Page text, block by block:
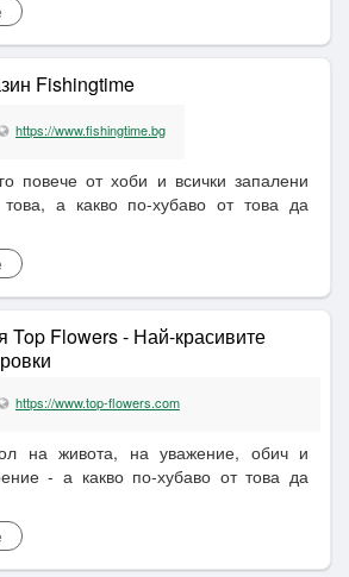
Fishingtime
https://www.fishingtime.bg
повече от хоби и всички запалени
а какво по-хубаво от това да
Top Flowers - Най-красивите
https://www.top-flowers.com
на живота, на уважение, обич и
- а какво по-хубаво от това да